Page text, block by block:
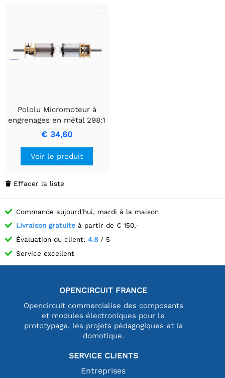
Pololu Micromoteur à
engrenages en métal 298:1
MP 6V avec arbre moteur
étendu
€ 34,60
Voir le produit
 Effacer la liste
Commandé aujourd'hui, mardi à la maison
Livraison gratuite à partir de € 150,-
Évaluation du client: 4.8 / 5
Service excellent
OPENCIRCUIT FRANCE
Opencircuit commercialise des composants
et modules électroniques pour le
prototypage, les projets pédagogiques et la
domotique.
SERVICE CLIENTS
Entreprises